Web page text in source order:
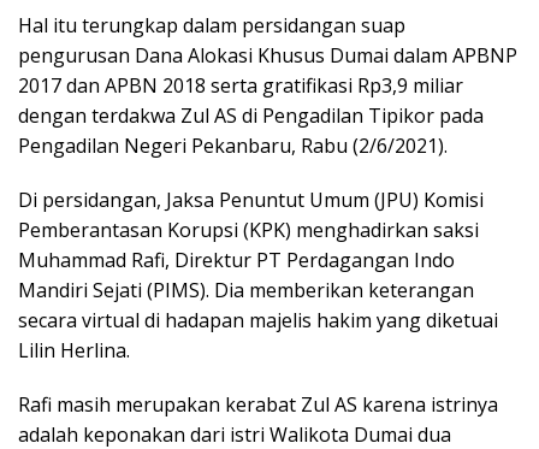
Hal itu terungkap dalam persidangan suap
pengurusan Dana Alokasi Khusus Dumai dalam APBNP
2017 dan APBN 2018 serta gratifikasi Rp3,9 miliar
dengan terdakwa Zul AS di Pengadilan Tipikor pada
Pengadilan Negeri Pekanbaru, Rabu (2/6/2021).
Di persidangan, Jaksa Penuntut Umum (JPU) Komisi
Pemberantasan Korupsi (KPK) menghadirkan saksi
Muhammad Rafi, Direktur PT Perdagangan Indo
Mandiri Sejati (PIMS). Dia memberikan keterangan
secara virtual di hadapan majelis hakim yang diketuai
Lilin Herlina.
Rafi masih merupakan kerabat Zul AS karena istrinya
adalah keponakan dari istri Walikota Dumai dua